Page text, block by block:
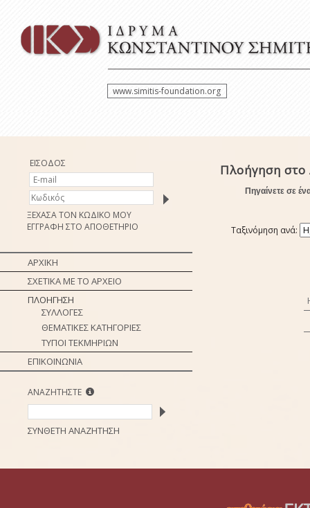
www.simitis-foundation.org
ΕΙΣΟΔΟΣ
ΞΕΧΑΣΑ ΤΟΝ ΚΩΔΙΚΟ ΜΟΥ
ΕΓΓΡΑΦΗ ΣΤΟ ΑΠΟΘΕΤΗΡΙΟ
ΑΡΧΙΚΗ
ΣΧΕΤΙΚΑ ΜΕ ΤΟ ΑΡΧΕΙΟ
ΠΛΟΗΓΗΣΗ
ΣΥΛΛΟΓΕΣ
ΘΕΜΑΤΙΚΕΣ ΚΑΤΗΓΟΡΙΕΣ
ΤΥΠΟΙ ΤΕΚΜΗΡΙΩΝ
ΕΠΙΚΟΙΝΩΝΙΑ
ΑΝΑΖΗΤΗΣΤΕ
ΣΥΝΘΕΤΗ ΑΝΑΖΗΤΗΣΗ
Πλοήγηση
Πηγαίνετε σε
Ταξινόμηση ανά: